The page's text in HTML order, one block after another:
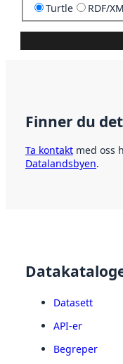
Turtle RDF/
Finner du
Ta kontakt med oss
Datalandsbyen.
Datasett
API-er
Begreper